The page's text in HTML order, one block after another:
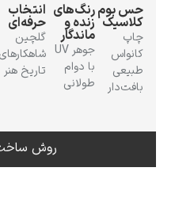
لودویگ دویچ
حس بوم
کلاسیک
کانواس
طبیعی
بافت‌دار
رنگ‌های
زنده و
ماندگار
جوهر UV
با دوام
طولانی
انتخاب
حرفه‌ای
گلچین
شاهکارهای
تاریخ هنر روی
روش ساخت و